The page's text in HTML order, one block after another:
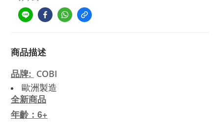
商品描述
品牌: COBI
歐洲製造
全新商品
年齡：6+